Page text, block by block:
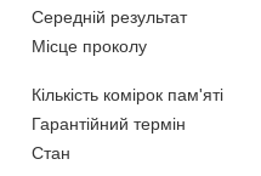
Середній результат
Місце проколу
Кількість комірок пам'яті
Гарантійний термін
Стан